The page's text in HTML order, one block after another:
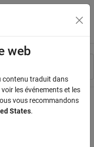
du menu
web
contenu traduit dans
les événements et les
vous recommandons
States.